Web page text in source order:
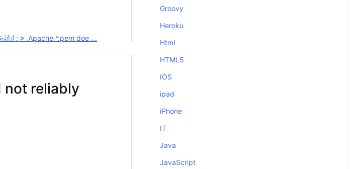
読む Apache *.pem doe ...
reliably
Groovy
Heroku
Html
HTML5
IOS
ipad
iPhone
IT
Java
JavaScript